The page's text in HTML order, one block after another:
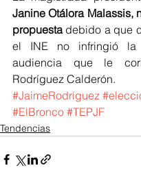
Janine Otálora Malassis,
propuesta debido a que
el INE no infringió la
audiencia que le
Rodríguez Calderón.
#JaimeRodríguez
#ElBronco #TEPJF
Tendencias